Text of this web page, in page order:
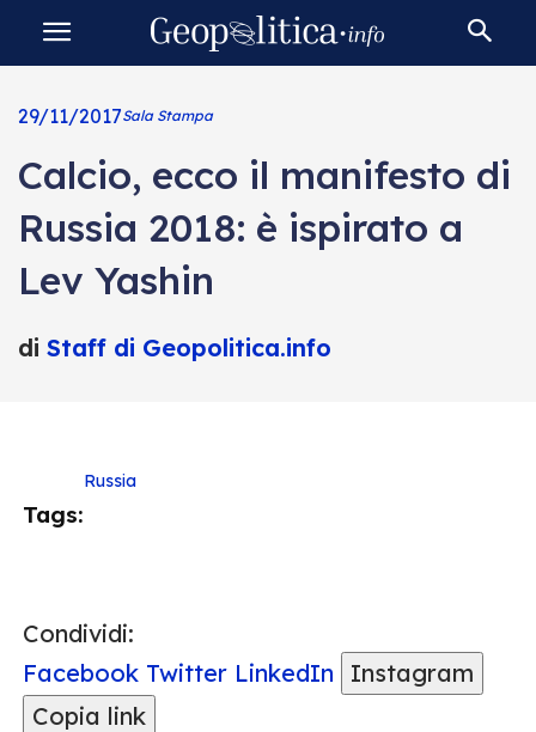
29/11/2017Sala Stampa
Calcio, ecco il manifesto di
Russia 2018: è ispirato a
Lev Yashin
di Staff di Geopolitica.info
Tags:
Russia
Condividi:
Facebook Twitter LinkedIn
Instagram
Copia link